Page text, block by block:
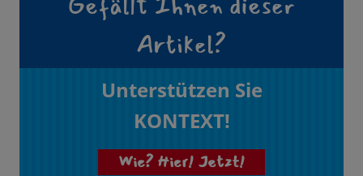
Artikel?
Unterstützen Sie
KONTEXT!
Wie? Hier! Jetzt!